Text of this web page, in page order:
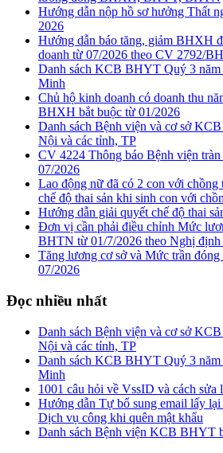
Hướng dẫn nộp hồ sơ hưởng Thất
2026
Hướng dẫn báo tăng, giảm BHXH
doanh từ 07/2026 theo CV 2792/
Danh sách KCB BHYT Quý 3
Minh
Chủ hộ kinh doanh có doanh thu
BHXH bắt buộc từ 01/2026
Danh sách Bệnh viện và cơ sở
Nội và các tỉnh, TP
CV 4224 Thông báo Bệnh viện
07/2026
Lao động nữ đã có 2 con với
chế độ thai sản khi sinh con với
Hướng dẫn giải quyết chế độ thai
Đơn vị cần phải điều chỉnh Mức
BHTN từ 01/7/2026 theo Nghị định
Tăng lương cơ sở và Mức trần
07/2026
Đọc nhiều nhất
Danh sách Bệnh viện và cơ sở
Nội và các tỉnh, TP
Danh sách KCB BHYT Quý 3
Minh
1001 câu hỏi về VssID và cách sửa
Hướng dẫn Tự bổ sung email lấy
Dịch vụ công khi quên mật khẩu
Danh sách Bệnh viện KCB BHYT